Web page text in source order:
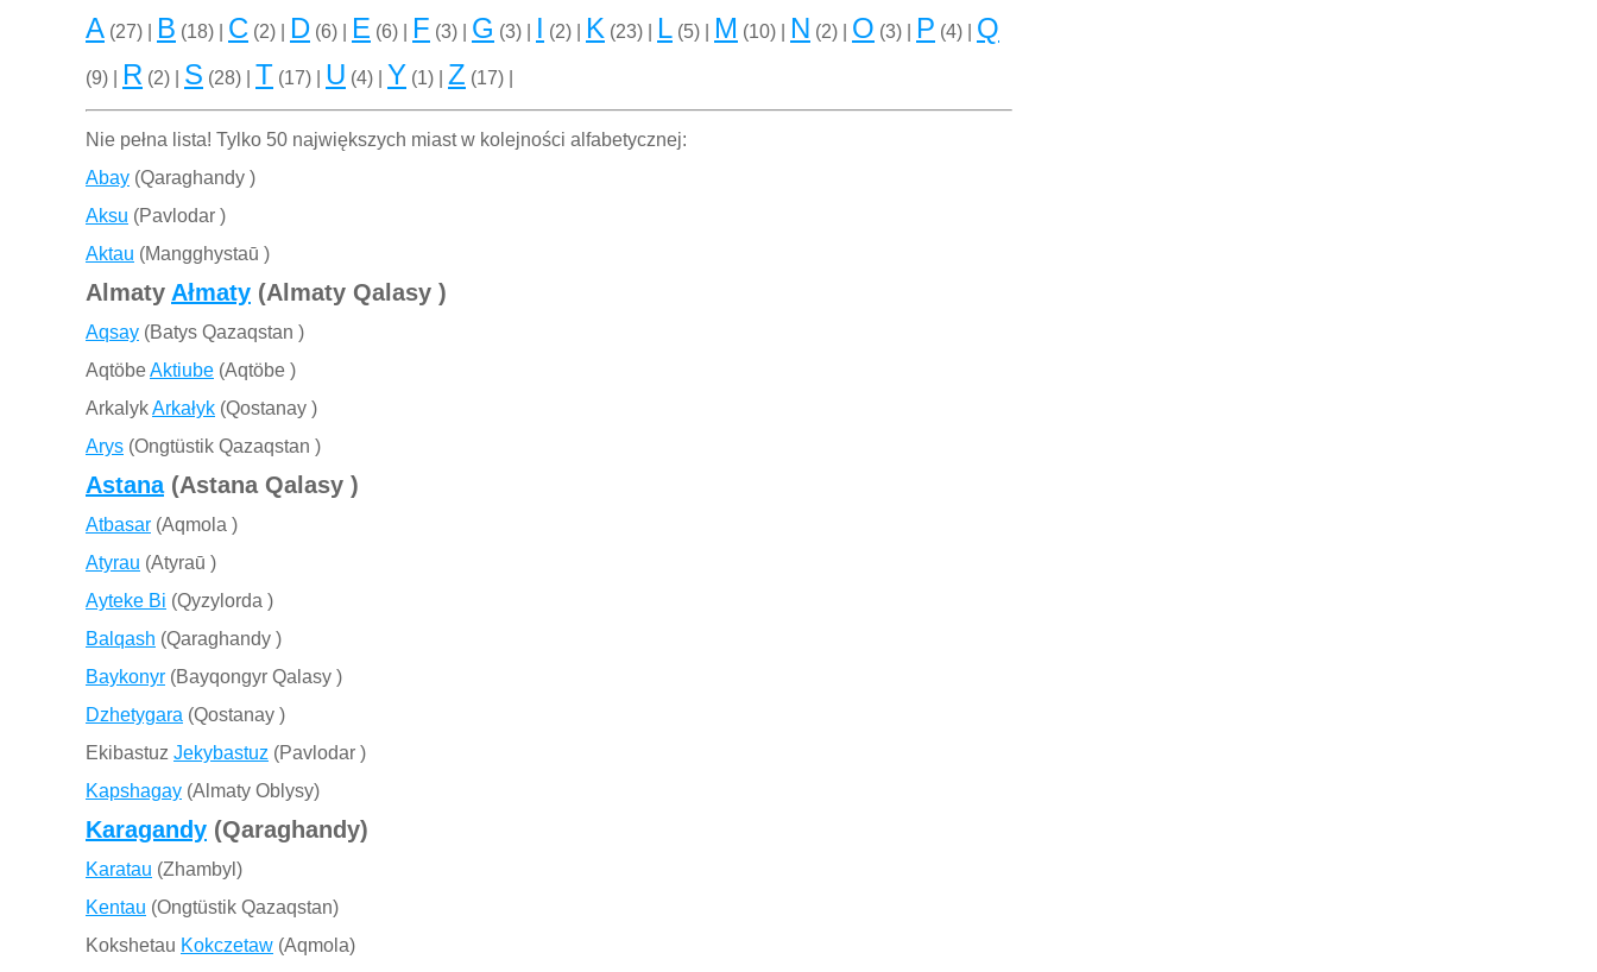
A (27) | B (18) | C (2) | D (6) | E (6) | F (3) | G (3) | I (2) | K (23) | L (5) | M (10) | N (2) | O (3) | P (4) | Q
(9) | R (2) | S (28) | T (17) | U (4) | Y (1) | Z (17) |
Nie pełna lista! Tylko 50 największych miast w kolejności alfabetycznej:
Abay (Qaraghandy )
Aksu (Pavlodar )
Aktau (Mangghystaū )
Almaty Ałmaty (Almaty Qalasy )
Aqsay (Batys Qazaqstan )
AqtöbeAktiube (Aqtöbe )
ArkalykArkałyk (Qostanay )
Arys (Ongtüstik Qazaqstan )
Astana(Astana Qalasy )
Atbasar (Aqmola )
Atyrau (Atyraū )
Ayteke Bi (Qyzylorda )
Balqash (Qaraghandy )
Baykonyr (Bayqongyr Qalasy )
Dzhetygara (Qostanay )
Ekibastuz Jekybastuz (Pavlodar )
Kapshagay (Almaty Oblysy)
Karagandy (Qaraghandy)
Karatau (Zhambyl)
Kentau (Ongtüstik Qazaqstan)
Kokshetau Kokczetaw (Aqmola)